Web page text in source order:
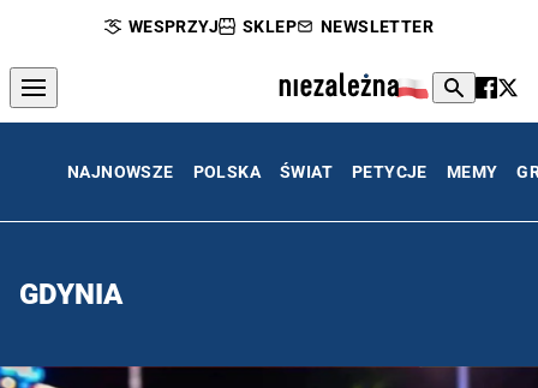
WESPRZYJ SKLEP NEWSLETTER
NAJNOWSZE POLSKA ŚWIAT PETYCJE MEMY
GDYNIA